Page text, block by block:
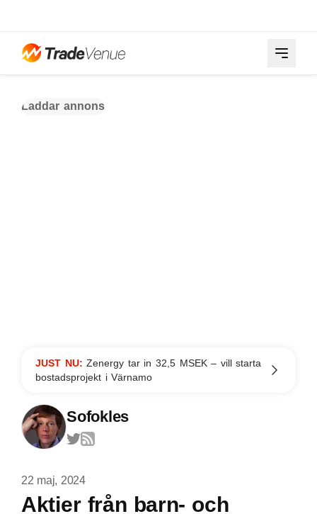
Laddar annons
JUST NU:Zenergy tar in 32,5 MSEK – vill starta
bostadsprojekt i Värnamo
Sofokles
22 maj, 2024
Aktier från barn- och